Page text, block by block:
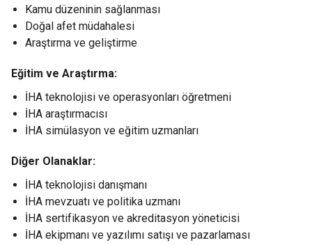
Kamu düzeninin sağlanması
Doğal afet müdahalesi
Araştırma ve geliştirme
Eğitim ve Araştırma:
İHA teknolojisi ve operasyonları öğretmeni
İHA araştırmacısı
İHA simülasyon ve eğitim uzmanları
Diğer Olanaklar:
İHA teknolojisi danışmanı
İHA mevzuatı ve politika uzmanı
İHA sertifikasyon ve akreditasyon yöneticisi
İHA ekipmanı ve yazılımı satışı ve pazarlaması